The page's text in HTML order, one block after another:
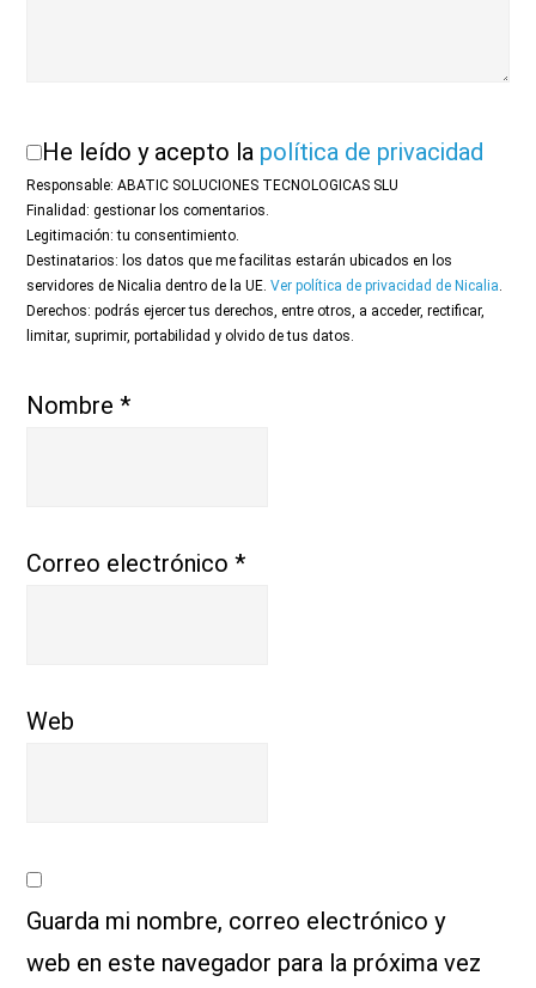
He leído y acepto la política de privacidad
Responsable: ABATIC SOLUCIONES TECNOLOGICAS SLU
Finalidad: gestionar los comentarios.
Legitimación: tu consentimiento.
Destinatarios: los datos que me facilitas estarán ubicados en los
servidores de Nicalia dentro de la UE.Ver política de privacidad de Nicalia.
Derechos: podrás ejercer tus derechos, entre otros, a acceder, rectificar,
limitar, suprimir, portabilidad y olvido de tus datos.
Nombre*
Correo electrónico*
Web
Guarda mi nombre, correo electrónico y
web en este navegador para la próxima vez